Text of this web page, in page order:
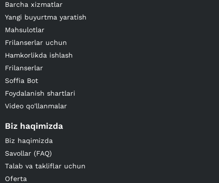
Barcha xizmatlar
Yangi buyurtma yaratish
Mahsulotlar
Frilanserlar uchun
Hamkorlikda ishlash
Frilanserlar
Soffia Bot
Foydalanish shartlari
Video qo'llanmalar
Biz haqimizda
Biz haqimizda
Savollar (FAQ)
Talab va takliflar uchun
Oferta